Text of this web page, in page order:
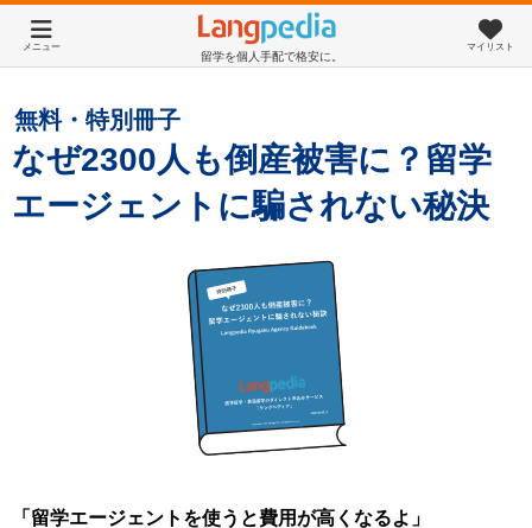
留学を個人手配で格安に。
メニュー マイリスト
無料・特別冊子
なぜ2300人も倒産被害に？留学
エージェントに騙されない秘決
「留学エージェントを使うと費用が高くなるよ」